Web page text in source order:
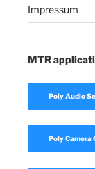
Impressum
MTR
Poly Audio
Poly Camera